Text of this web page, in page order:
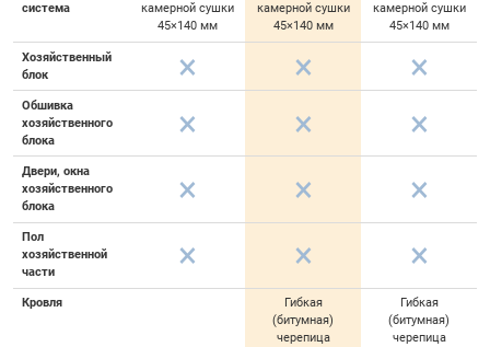
система
камерной сушки
45×140 мм
камерной сушки
45×140 мм
камерной сушки
45×140 мм
Хозяйственный
блок
Обшивка
хозяйственного
блока
Двери, окна
хозяйственного
блока
Пол
хозяйственной
части
Кровля
Гибкая
(битумная)
черепица
Гибкая
(битумная)
черепица